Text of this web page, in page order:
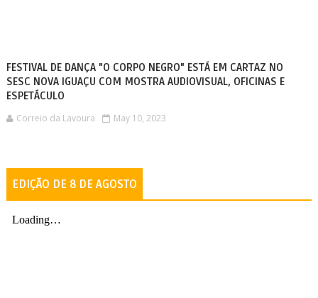
FESTIVAL DE DANÇA "O CORPO NEGRO" ESTÁ EM CARTAZ NO
SESC NOVA IGUAÇU COM MOSTRA AUDIOVISUAL, OFICINAS E
ESPETÁCULO
Correio da Lavoura May 10, 2023
EDIÇÃO DE 8 DE AGOSTO